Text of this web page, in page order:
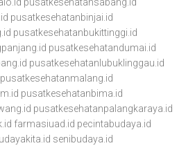
pusatkesehatansabang.id
pusatkesehatanbinjai.id
pusatkesehatanbukittinggi.id
pusatkesehatandumai.id
pusatkesehatanlubuklinggau.id
pusatkesehatanmalang.id
pusatkesehatanbima.id
pusatkesehatanpalangkaraya.id
farmasiuad.id pecintabudaya.id
senibudaya.id